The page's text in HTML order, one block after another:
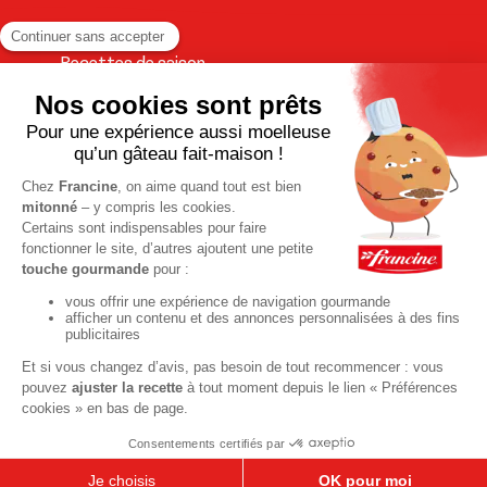
Recettes de saison
Printemps
Été
Automne
Hiver
TOUTES LES RECETTES
Pour votre santé, pratiquez une activité physique régulière. Plus
d’infos surwww.mangerbouger.fr